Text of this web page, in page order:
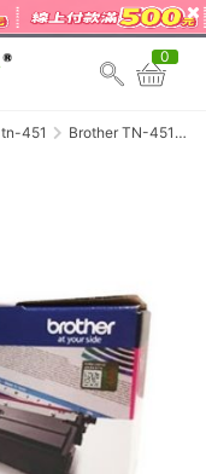
0
tn-451
Brother TN-451M